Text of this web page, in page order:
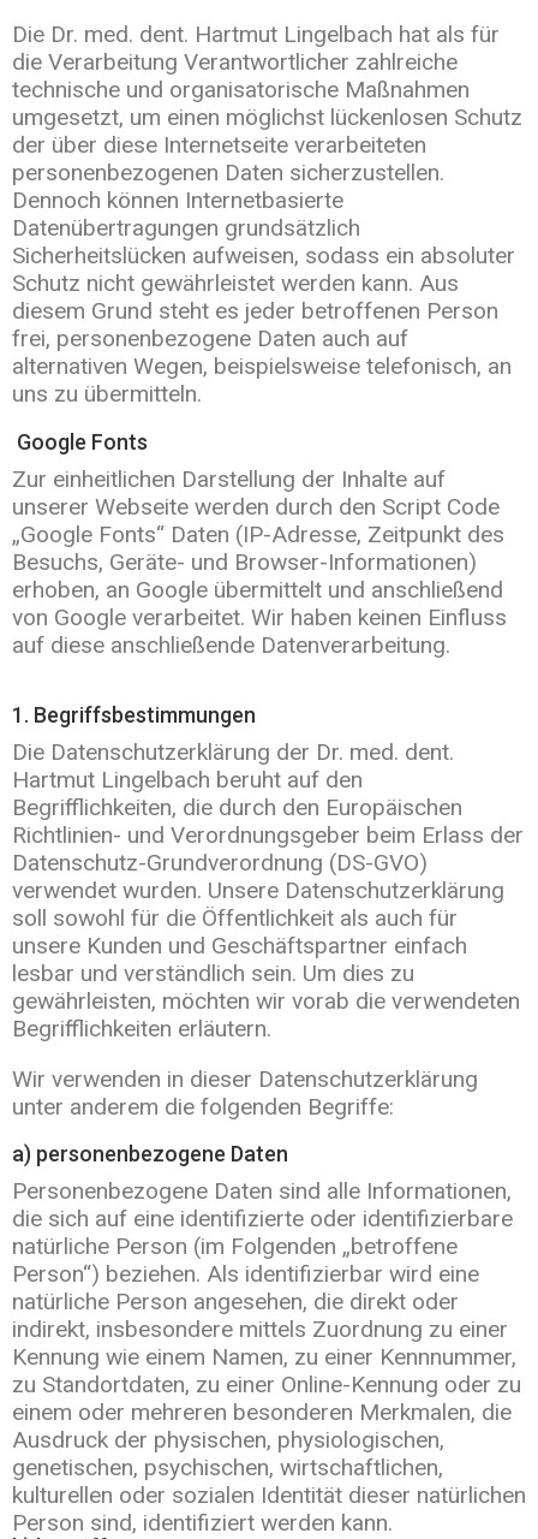
Die Dr. med. dent. Hartmut Lingelbach hat als für
die Verarbeitung Verantwortlicher zahlreiche
technische und organisatorische Maßnahmen
umgesetzt, um einen möglichst lückenlosen Schutz
der über diese Internetseite verarbeiteten
personenbezogenen Daten sicherzustellen.
Dennoch können Internetbasierte
Datenübertragungen grundsätzlich
Sicherheitslücken aufweisen, sodass ein absoluter
Schutz nicht gewährleistet werden kann. Aus
diesem Grund steht es jeder betroffenen Person
frei, personenbezogene Daten auch auf
alternativen Wegen, beispielsweise telefonisch, an
uns zu übermitteln.
Google Fonts
Zur einheitlichen Darstellung der Inhalte auf
unserer Webseite werden durch den Script Code
„Google Fonts“ Daten (IP-Adresse, Zeitpunkt des
Besuchs, Geräte- und Browser-Informationen)
erhoben, an Google übermittelt und anschließend
von Google verarbeitet. Wir haben keinen Einfluss
auf diese anschließende Datenverarbeitung.
1. Begriffsbestimmungen
Die Datenschutzerklärung der Dr. med. dent.
Hartmut Lingelbach beruht auf den
Begrifflichkeiten, die durch den Europäischen
Richtlinien- und Verordnungsgeber beim Erlass der
Datenschutz-Grundverordnung (DS-GVO)
verwendet wurden. Unsere Datenschutzerklärung
soll sowohl für die Öffentlichkeit als auch für
unsere Kunden und Geschäftspartner einfach
lesbar und verständlich sein. Um dies zu
gewährleisten, möchten wir vorab die verwendeten
Begrifflichkeiten erläutern.
Wir verwenden in dieser Datenschutzerklärung
unter anderem die folgenden Begriffe:
a) personenbezogene Daten
Personenbezogene Daten sind alle Informationen,
die sich auf eine identifizierte oder identifizierbare
natürliche Person (im Folgenden „betroffene
Person“) beziehen. Als identifizierbar wird eine
natürliche Person angesehen, die direkt oder
indirekt, insbesondere mittels Zuordnung zu einer
Kennung wie einem Namen, zu einer Kennnummer,
zu Standortdaten, zu einer Online-Kennung oder zu
einem oder mehreren besonderen Merkmalen, die
Ausdruck der physischen, physiologischen,
genetischen, psychischen, wirtschaftlichen,
kulturellen oder sozialen Identität dieser natürlichen
Person sind, identifiziert werden kann.